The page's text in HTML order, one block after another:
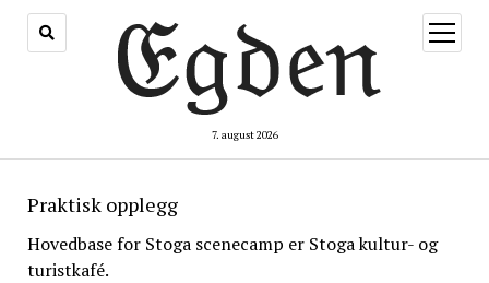
7. august 2026
åpne
meny
Praktisk opplegg
Hovedbase for Stoga scenecamp er Stoga kultur- og
turistkafé.